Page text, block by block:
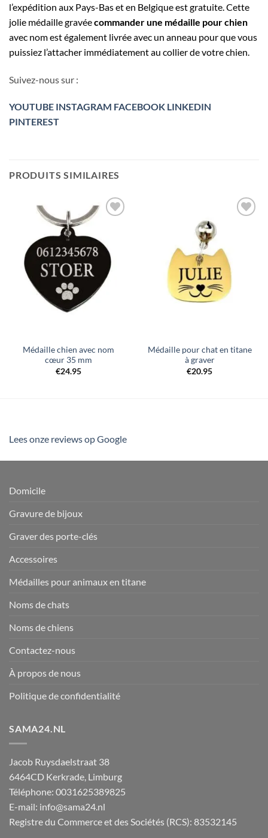
l’expédition aux Pays-Bas et en Belgique est gratuite. Cette
jolie médaille gravéecommander une médaille pour chien
avec nom est également livrée avec un anneau pour que vous
puissiez l’attacher immédiatement au collier de votre chien.
Suivez-nous sur :
YOUTUBE INSTAGRAM FACEBOOK LINKEDIN
PINTEREST
PRODUITS SIMILAIRES
souhaits
Médaille chien avec nom
cœur 35 mm
€24.95
Médaille pour chat en titane
à graver
€20.95
Lees onze reviews op Google
Domicile
Gravure de bijoux
Graver des porte-clés
Accessoires
Médailles pour animaux en titane
Noms de chats
Noms de chiens
Contactez-nous
À propos de nous
Politique de confidentialité
SAMA24.NL
Jacob Ruysdaelstraat 38
6464CD Kerkrade, Limburg
Téléphone: 0031625389825
E-mail: info@sama24.nl
Registre du Commerce et des Sociétés (RCS): 83532145